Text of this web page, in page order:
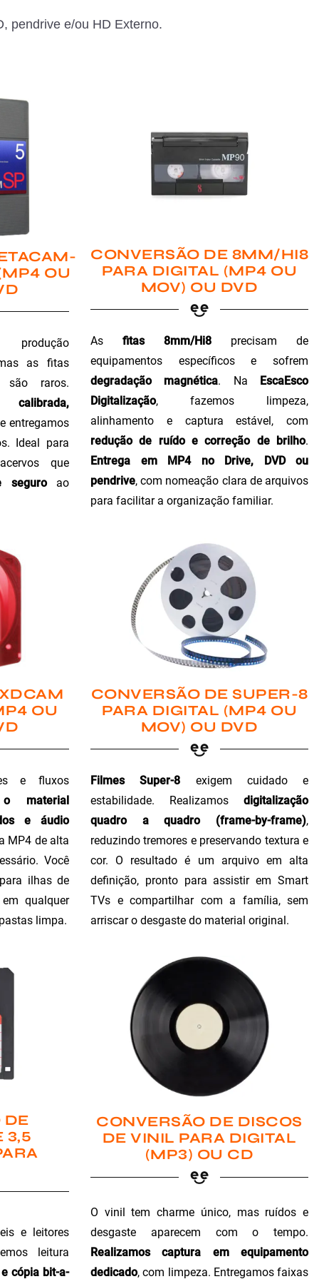
pendrive e/ou HD Externo.
OU
as fitas
são raros.
entregamos
Ideal para
que
seguroao
CONVERSÃO DE 8MM/HI8
PARA DIGITAL (MP4 OU
MOV) OU DVD
As fitas 8mm/Hi8 precisam de
equipamentos específicos e sofrem
degradação magnética. Na EscaEsco
Digitalização, fazemos limpeza,
alinhamento e captura estável, com
redução de ruído e correção de brilho.
Entrega em MP4 no Drive, DVD ou
pendrive, com nomeação clara de arquivos
para facilitar a organização familiar.
OU
e fluxos
o material
e áudio
MP4 de alta
Você
ilhas de
qualquer
limpa.
CONVERSÃO DE SUPER-8
PARA DIGITAL (MP4 OU
MOV) OU DVD
Filmes Super-8 exigem cuidado e
estabilidade. Realizamos digitalização
quadro a quadro (frame-by-frame),
reduzindo tremores e preservando textura e
cor. O resultado é um arquivo em alta
definição, pronto para assistir em Smart
TVs e compartilhar com a família, sem
arriscar o desgaste do material original.
DE
3,5
e leitores
leitura
cópia bit-a-
CONVERSÃO DE DISCOS
DE VINIL PARA DIGITAL
(MP3) OU CD
O vinil tem charme único, mas ruídos e
desgaste aparecem com o tempo.
Realizamos captura em equipamento
dedicado, com limpeza. Entregamos faixas